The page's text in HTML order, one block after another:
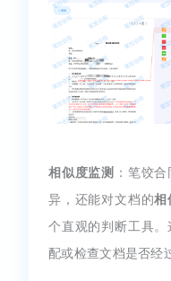
相似度监测 ：笔饺
异，还能对文档的相
个直观的判断工具
配或检查文档是否经